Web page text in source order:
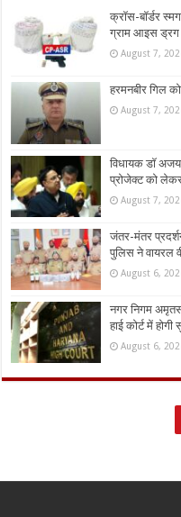
क्रॉस-बॉर्डर
ग्राम आइस
August 7,
हरमनबीर गिल
August 7,
विधायक डॉ अजय
प्रोजेक्ट को लेकर
August 7,
जंतर-मंतर
पुलिस ने वायरल
August 6,
नगर निगम
हाई कोर्ट में होगी
August 6,